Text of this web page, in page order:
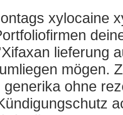
xylocaine
lieferung
mögen.
ohne